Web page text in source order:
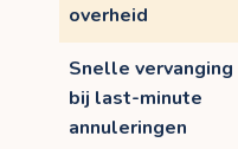
overheid
Snelle vervanging
bij last-minute
annuleringen